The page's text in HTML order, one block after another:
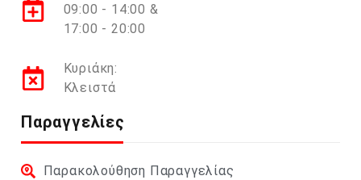
09:00 - 14:00 &
17:00 - 20:00
Κυριάκη:
Κλειστά
Παραγγελίες
Παρακολούθηση Παραγγελίας